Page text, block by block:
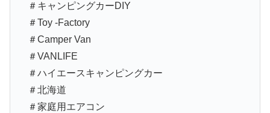
＃キャンピングカーDIY
＃Toy -Factory
＃Camper Van
＃VANLIFE
＃ハイエースキャンピングカー
＃北海道
＃家庭用エアコン